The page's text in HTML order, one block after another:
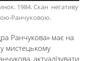
1984. Скан негативу
Ранчуковою.
Ранчукова» має на
у мистецькому
актуалізувати